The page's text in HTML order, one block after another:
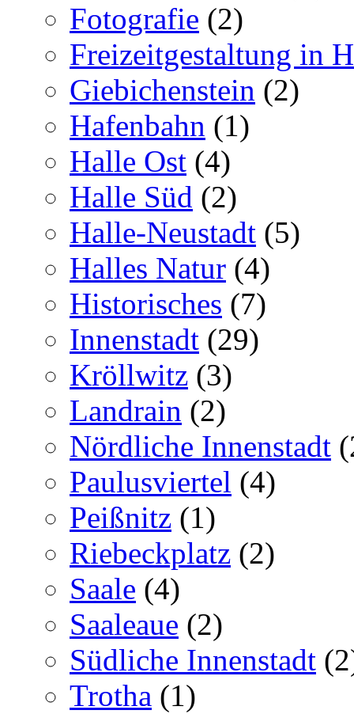
Fotografie (2)
Freizeitgestaltung in
Giebichenstein (2)
Hafenbahn (1)
Halle Ost (4)
Halle Süd (2)
Halle-Neustadt (5)
Halles Natur (4)
Historisches (7)
Innenstadt (29)
Kröllwitz (3)
Landrain (2)
Nördliche Innenstadt
Paulusviertel (4)
Peißnitz (1)
Riebeckplatz (2)
Saale (4)
Saaleaue (2)
Südliche Innenstadt
Trotha (1)